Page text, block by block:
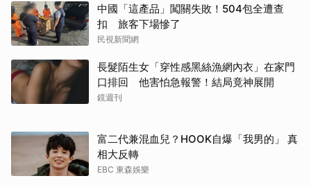
中國「這產品」闖關失敗！504包全遭查
扣 旅客下場慘了
民視新聞網
長髮陌生女「穿性感黑絲漁網內衣」在家門
口排回 他害怕急報警！結局竟神展開
鏡週刊
富二代兼混血兒？HOOK自爆「我男的」 真
相大反轉
EBC 東森娛樂